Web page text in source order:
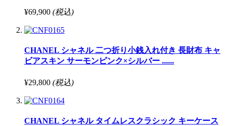
¥69,900 (税込)
CHANEL シャネル 二つ折り小銭入れ付き 長財布 キャ
ビアスキン サーモンピンク×シルバー ......
¥29,800 (税込)
CHANEL シャネル タイムレスクラシック キーケース